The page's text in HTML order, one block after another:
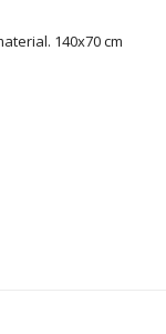
140x70 cm